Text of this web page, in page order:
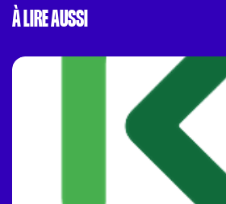
À LIRE AUSSI